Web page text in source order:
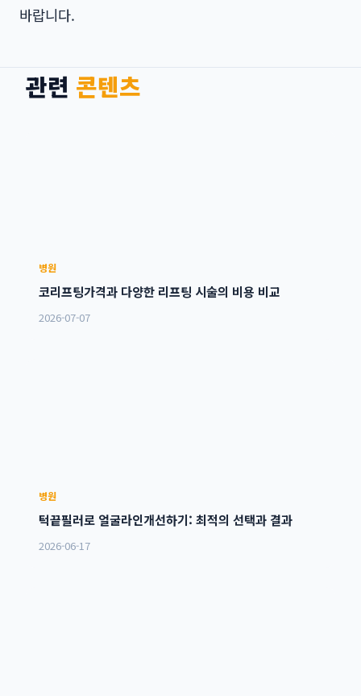
바랍니다.
관련 콘텐츠
병원
코리프팅가격과 다양한 리프팅 시술의 비용 비교
2026-07-07
병원
턱끝필러로 얼굴라인개선하기: 최적의 선택과 결과
2026-06-17